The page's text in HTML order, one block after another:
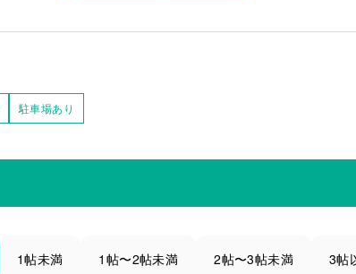
駐車場あり
1帖未満 1帖〜2帖未満 2帖〜3帖未満 3帖